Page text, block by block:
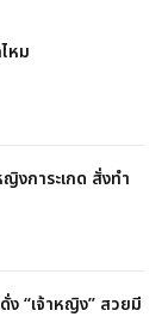
หม
งการะเกด สั่งทำ
ง “เจ้าหญิง” สวยมี